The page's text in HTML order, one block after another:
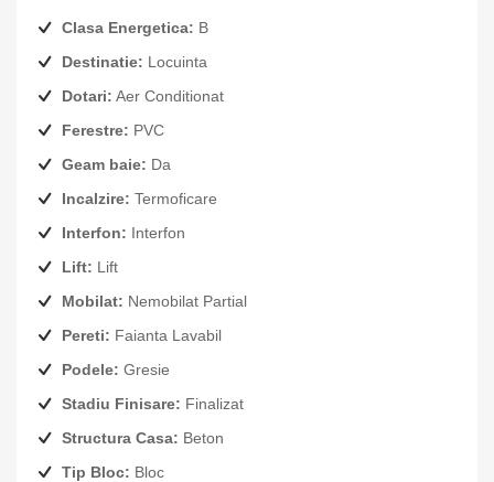
Clasa Energetica: B
Destinatie: Locuinta
Dotari: Aer Conditionat
Ferestre: PVC
Geam baie: Da
Incalzire: Termoficare
Interfon: Interfon
Lift: Lift
Mobilat: Nemobilat Partial
Pereti: Faianta Lavabil
Podele: Gresie
Stadiu Finisare: Finalizat
Structura Casa: Beton
Tip Bloc: Bloc